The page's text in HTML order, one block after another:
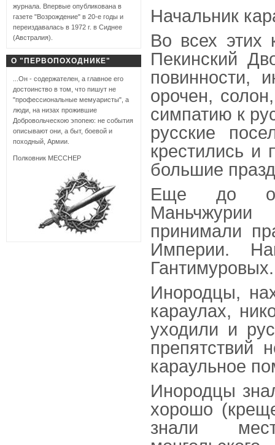
Начальник
Во всех этих
Пекинский
повинности,
орочен,
симпатию к
русские
крестились и
большие
Еще до
принимали
Империи.
Гантимуровых.
Инородцы,
караулах,
уходили и
препятствий
караульное
Инородцы
хорошо
знали
журнала. Впервые опубликована в
газете "Возрождение" в 20-е годы и
переиздавалась в 1972 г. в Сиднее
(Австралия).
О "ПЕРВОПОХОДНИКЕ"
...Он - содержателен, а главное его
достоинство в том, что пишут не
"профессиональные мемуаристы", а
люди, на низах прожившие
Добровольческою эпопею: не события
описывают они, а быт, боевой и
походный, Армии.
Полковник МЕССНЕР